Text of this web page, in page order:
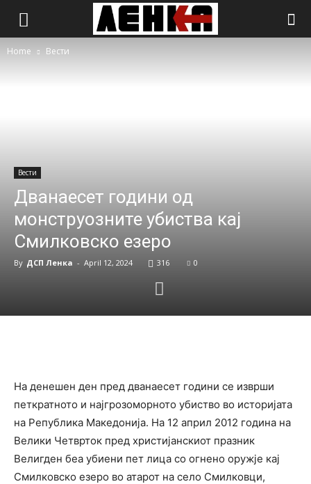
Home Вести
Вести
Дванаесет години од
монструозните убиства кај
Смилковско езеро
By ДСП Ленка - April 12, 2024 316 0
На денешен ден пред дванаесет години се изврши
петкратното и најгрозоморното убиство во историјата
на Република Македонија. На 12 април 2012 година на
Велики Четврток пред христијанскиот празник
Велигден беа убиени пет лица со огнено оружје кај
Смилковско езеро во атарот на село Смилковци,